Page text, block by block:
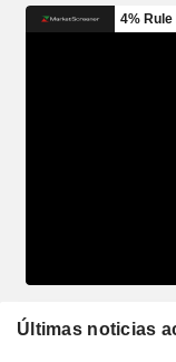
Últimas noticias